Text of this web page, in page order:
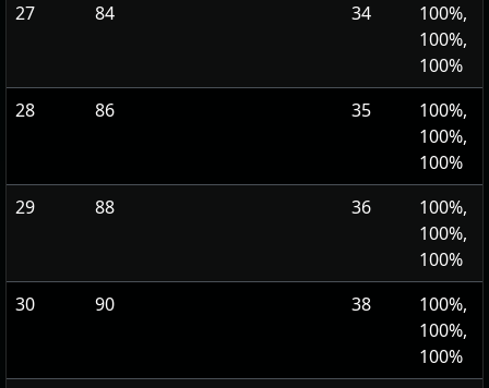
27
84 34
100%,
100%,
100%
28
86 35
100%,
100%,
100%
29
88 36
100%,
100%,
100%
30
90 38
100%,
100%,
100%